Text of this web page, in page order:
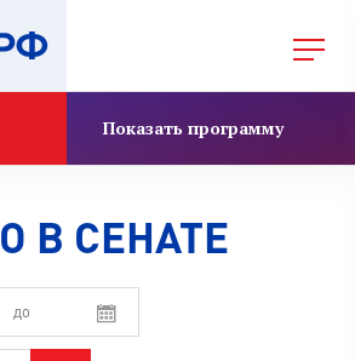
Показать программу
В СЕНАТЕ